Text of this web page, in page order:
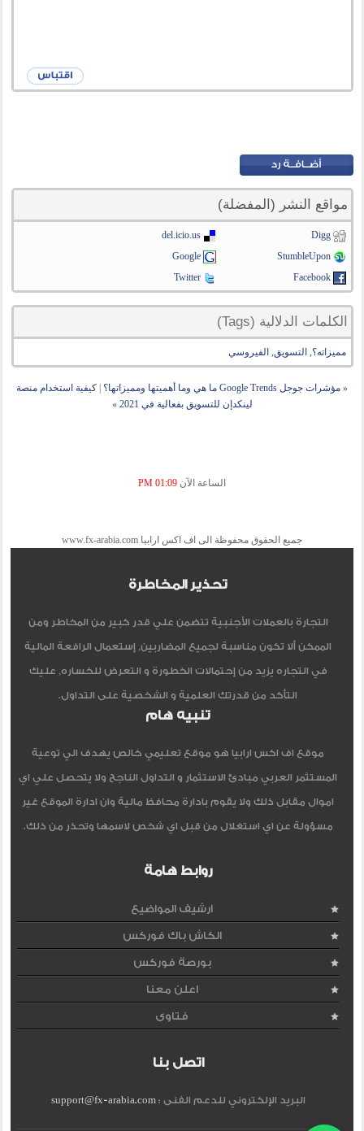
مواقع النشر (المفضلة)
Digg
del.icio.us
StumbleUpon
Google
Facebook
Twitter
الكلمات الدلالية (Tags)
مميزاته؟, التسويق, الفيروسي
« مؤشرات جوجل Google Trends ما هي وما أهميتها ومميزاتها؟
كيفية استخدام منصة
لينكدإن للتسويق بفعالية في 2021
»
الساعة الآن 01:09 PM
جميع الحقوق محفوظة الى اف اكس ارابيا www.fx-arabia.com
تحذير المخاطرة
التجارة بالعملات الأجنبية تتضمن علي قدر كبير من المخاطر ومن
الممكن ألا تكون مناسبة لجميع المضاربين, إستعمال الرافعة المالية
في التجاره يزيد من إحتمالات الخطورة و التعرض للخساره, عليك
التأكد من قدرتك العلمية و الشخصية على التداول.
تنبيه هام
موقع اف اكس ارابيا هو موقع تعليمي خالص يهدف الي توعية
المستثمر العربي مبادئ الاستثمار و التداول الناجح ولا يتحصل علي اي
اموال مقابل ذلك ولا يقوم بادارة محافظ مالية وان ادارة الموقع غير
مسؤولة عن اي استغلال من قبل اي شخص لاسمها وتحذر من ذلك.
روابط هامة
ارشيف المواضيع
الكاش باك فوركس
بورصة فوركس
اعلن معنا
فتاوى
اتصل بنا
البريد الإلكتروني للدعم الفنى :support@fx-arabia.com